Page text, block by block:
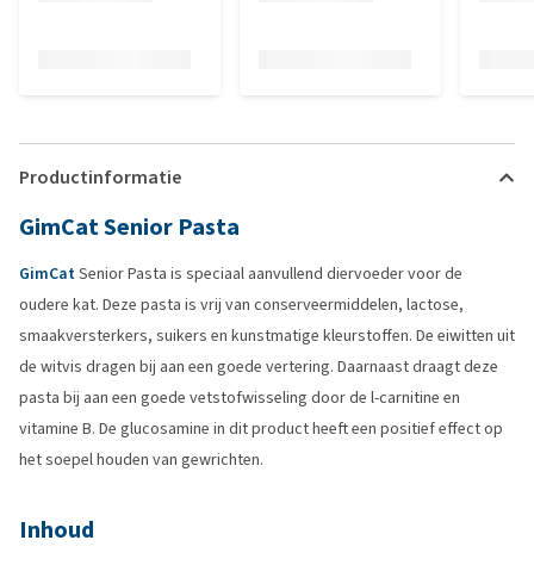
Productinformatie
GimCat Senior Pasta
GimCatSenior Pasta is speciaal aanvullend diervoeder voor de
oudere kat. Deze pasta is vrij van conserveermiddelen, lactose,
smaakversterkers, suikers en kunstmatige kleurstoffen. De eiwitten uit
de witvis dragen bij aan een goede vertering. Daarnaast draagt deze
pasta bij aan een goede vetstofwisseling door de l-carnitine en
vitamine B. De glucosamine in dit product heeft een positief effect op
het soepel houden van gewrichten.
Inhoud